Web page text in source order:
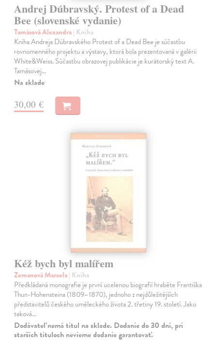
Andrej Dúbravský. Protest of a Dead
Bee (slovenské vydanie)
Tamásová Alexandra| Kniha
Kniha Andreja Dúbravského Protest of a Dead Bee je súčasťou
rovnomenného projektu a výstavy, ktorá bola prezentovaná v galérii
White&Weiss. Súčasťou obrazovej publikácie je kurátorský text A.
Tamásovej…
Na sklade
30,00 €
Kéž bych byl malířem
Zemanová Marcela| Kniha
Předkládaná monografie je první ucelenou biografií hraběte Františka
Thun-Hohensteina (1809–1870), jednoho z nejdůležitějších
představitelů českého uměleckého života 2. třetiny 19. století. Jako
taková…
Dodávateľ nemá titul na sklade. Dodanie do 30 dní, pri
starších tituloch nevieme dodanie garantovať.